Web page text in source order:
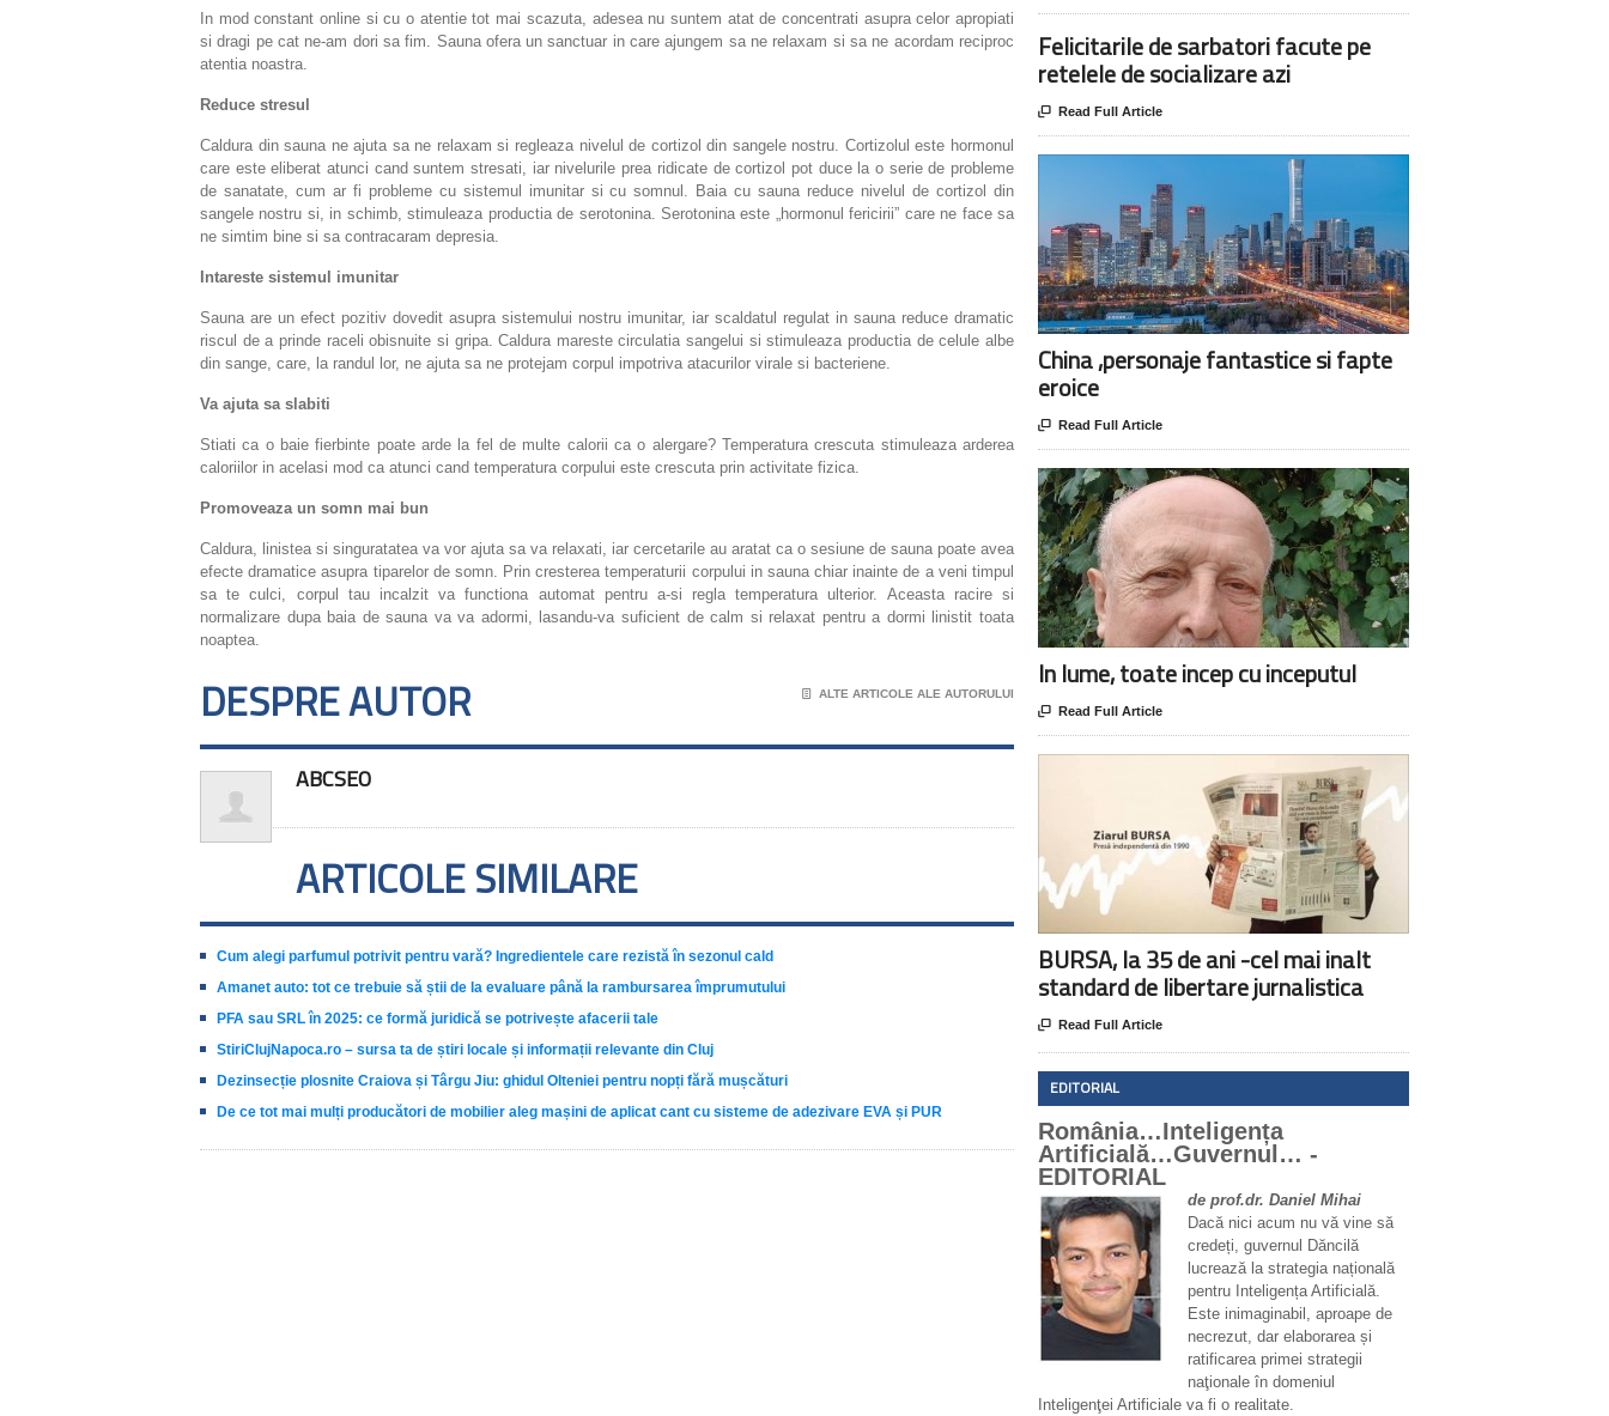
In mod constant online si cu o atentie tot mai scazuta, adesea nu suntem atat de concentrati asupra celor apropiati
si dragi pe cat ne-am dori sa fim. Sauna ofera un sanctuar in care ajungem sa ne relaxam si sa ne acordam reciproc
atentia noastra.
Reduce stresul
Caldura din sauna ne ajuta sa ne relaxam si regleaza nivelul de cortizol din sangele nostru. Cortizolul este hormonul
care este eliberat atunci cand suntem stresati, iar nivelurile prea ridicate de cortizol pot duce la o serie de probleme
de sanatate, cum ar fi probleme cu sistemul imunitar si cu somnul. Baia cu sauna reduce nivelul de cortizol din
sangele nostru si, in schimb, stimuleaza productia de serotonina. Serotonina este „hormonul fericirii” care ne face sa
ne simtim bine si sa contracaram depresia.
Intareste sistemul imunitar
Sauna are un efect pozitiv dovedit asupra sistemului nostru imunitar, iar scaldatul regulat in sauna reduce dramatic
riscul de a prinde raceli obisnuite si gripa. Caldura mareste circulatia sangelui si stimuleaza productia de celule albe
din sange, care, la randul lor, ne ajuta sa ne protejam corpul impotriva atacurilor virale si bacteriene.
Va ajuta sa slabiti
Stiati ca o baie fierbinte poate arde la fel de multe calorii ca o alergare? Temperatura crescuta stimuleaza arderea
caloriilor in acelasi mod ca atunci cand temperatura corpului este crescuta prin activitate fizica.
Promoveaza un somn mai bun
Caldura, linistea si singuratatea va vor ajuta sa va relaxati, iar cercetarile au aratat ca o sesiune de sauna poate avea
efecte dramatice asupra tiparelor de somn. Prin cresterea temperaturii corpului in sauna chiar inainte de a veni timpul
sa te culci, corpul tau incalzit va functiona automat pentru a-si regla temperatura ulterior. Aceasta racire si
normalizare dupa baia de sauna va va adormi, lasandu-va suficient de calm si relaxat pentru a dormi linistit toata
noaptea.
DESPRE AUTOR 📄 ALTE ARTICOLE ALE AUTORULUI
ABCSEO
ARTICOLE SIMILARE
Cum alegi parfumul potrivit pentru vară? Ingredientele care rezistă în sezonul cald
Amanet auto: tot ce trebuie să știi de la evaluare până la rambursarea împrumutului
PFA sau SRL în 2025: ce formă juridică se potrivește afacerii tale
StiriClujNapoca.ro – sursa ta de știri locale și informații relevante din Cluj
Dezinsecție plosnite Craiova și Târgu Jiu: ghidul Olteniei pentru nopți fără mușcături
De ce tot mai mulți producători de mobilier aleg mașini de aplicat cant cu sisteme de adezivare EVA și PUR
Felicitarile de sarbatori facute pe
retelele de socializare azi
 Read Full Article
China ,personaje fantastice si fapte
eroice
 Read Full Article
In lume, toate incep cu inceputul
 Read Full Article
BURSA, la 35 de ani -cel mai inalt
standard de libertare jurnalistica
 Read Full Article
EDITORIAL
România…Inteligența
Artificială…Guvernul… -
EDITORIAL
de prof.dr. Daniel Mihai
Dacă nici acum nu vă vine să
credeți, guvernul Dăncilă
lucrează la strategia națională
pentru Inteligența Artificială.
Este inimaginabil, aproape de
necrezut, dar elaborarea și
ratificarea primei strategii
naţionale în domeniul
Inteligenţei Artificiale va fi o realitate.